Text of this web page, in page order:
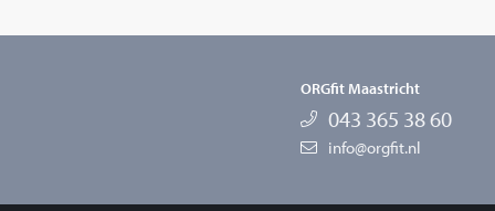
ORGfit Maastricht
043 365 38 60
info@orgfit.nl